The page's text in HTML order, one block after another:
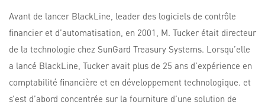
Avant de lancer BlackLine, leader des logiciels de contrôle
financier et d’automatisation, en 2001, M. Tucker était directeur
de la technologie chez SunGard Treasury Systems. Lorsqu’elle
a lancé BlackLine, Tucker avait plus de 25 ans d’expérience en
comptabilité financière et en développement technologique. et
s’est d’abord concentrée sur la fourniture d’une solution de